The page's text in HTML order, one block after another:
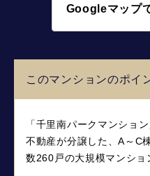
Googleマップ
このマンションのポイ
「千里南パークマンショ
不動産が分譲した、A～C
数260戸の大規模マンショ